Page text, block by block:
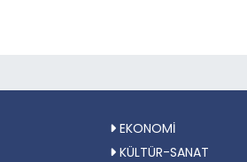
EKONOMİ
KÜLTÜR-SANAT